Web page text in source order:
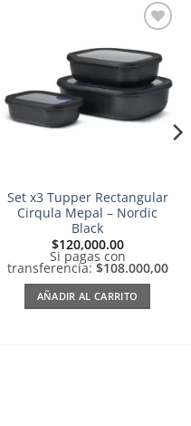
a la
lista de
deseos
Set x3 Tupper Rectangular
Cirqula Mepal – Nordic
Black
$120,000.00
Si pagas con
transferencia: $108.000,00
AÑADIR AL CARRITO